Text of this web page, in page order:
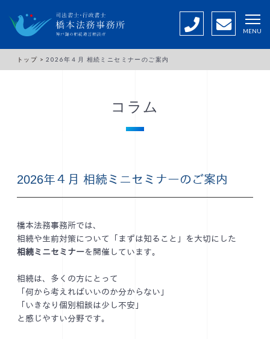
MENU
トップ >2026年４月 相続ミニセミナーのご案内
コラム
2026年４月 相続ミニセミナーのご案内
橋本法務事務所では、
相続や生前対策について「まずは知ること」を大切にした
相続ミニセミナーを開催しています。
相続は、多くの方にとって
「何から考えればいいのか分からない」
「いきなり個別相談は少し不安」
と感じやすい分野です。